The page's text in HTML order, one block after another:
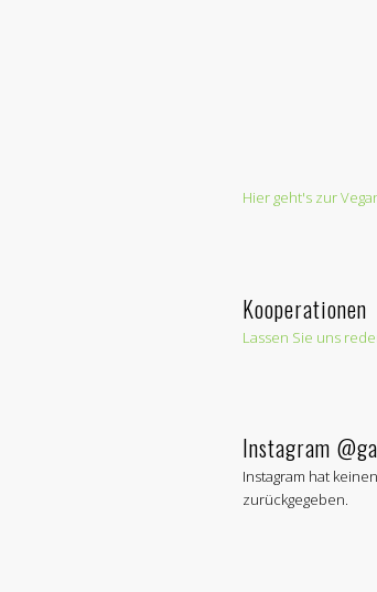
Hier geht's zur
Kooperationen
Lassen Sie uns
Instagram
Instagram hat
zurückgegeben.